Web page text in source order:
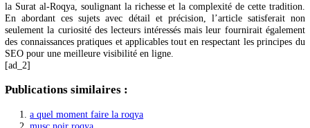
## Roqya : Une Approche Complémentaire ou Alternative pour
Globale
Cet article pourrait discuter de la place de la Roqya par
traitements médicaux conventionnels, et comment elle peut être
une approche holistique de la santé.
Chaque titre évoqué ici représente une opportunité d’explorer un